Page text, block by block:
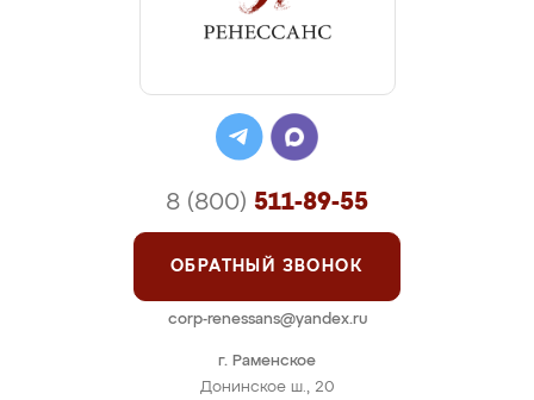
г. Раменское
Донинское ш., 20
8 (800) 511-89-55
ОБРАТНЫЙ ЗВОНОК
corp-renessans@yandex.ru